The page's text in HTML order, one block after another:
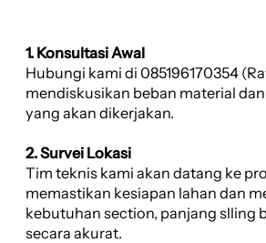
1. Konsultasi Awal
Hubungi kami di 085196170354
mendiskusikan beban material
yang akan dikerjakan.
2. Survei Lokasi
Tim teknis kami akan datang ke
memastikan kesiapan lahan dan
kebutuhan section, panjang slling
secara akurat.